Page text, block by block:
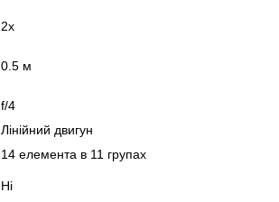
2x
0.5 м
f/4
Лінійний двигун
14 елемента в 11 групах
Ні